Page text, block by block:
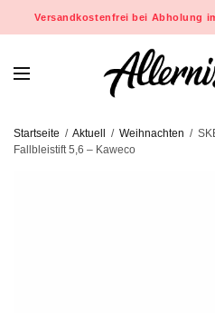
Versandkostenfrei bei Abholung
Startseite / Aktuell / Weihnachten /
Fallbleistift 5,6 – Kaweco